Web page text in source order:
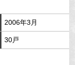
2006年3月
30戸